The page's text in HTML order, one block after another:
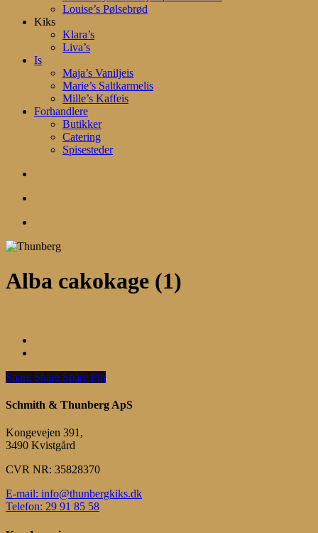
Louise’s Pølsebrød
Kiks
Klara’s
Liva’s
Is
Maja’s Vaniljeis
Marie’s Saltkarmelis
Mille’s Kaffeis
Forhandlere
Butikker
Catering
Spisesteder
Alba cakokage (1)
Share
Share Share Share Pin
Schmith & Thunberg ApS
Kongevejen 391,
3490 Kvistgård
CVR NR: 35828370
E-mail: info@thunbergkiks.dk
Telefon: 29 91 85 58